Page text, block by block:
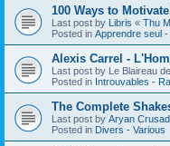
100 Ways to
Last post by Libris « Thu
Posted in Apprendre seul
Alexis Carrel -
Last post by Le Blaireau
Posted in Introuvables -
The Complete
Last post by Aryan
Posted in Divers - Various